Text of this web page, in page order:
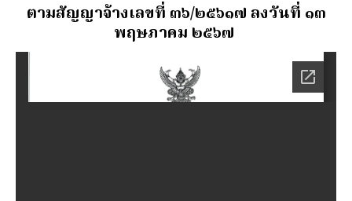
ตามสัญญาจ้างเลขที่ ๓๖/๒๕๖๑๗ ลงวันที่ ๑๓
พฤษภาคม ๒๕๖๗